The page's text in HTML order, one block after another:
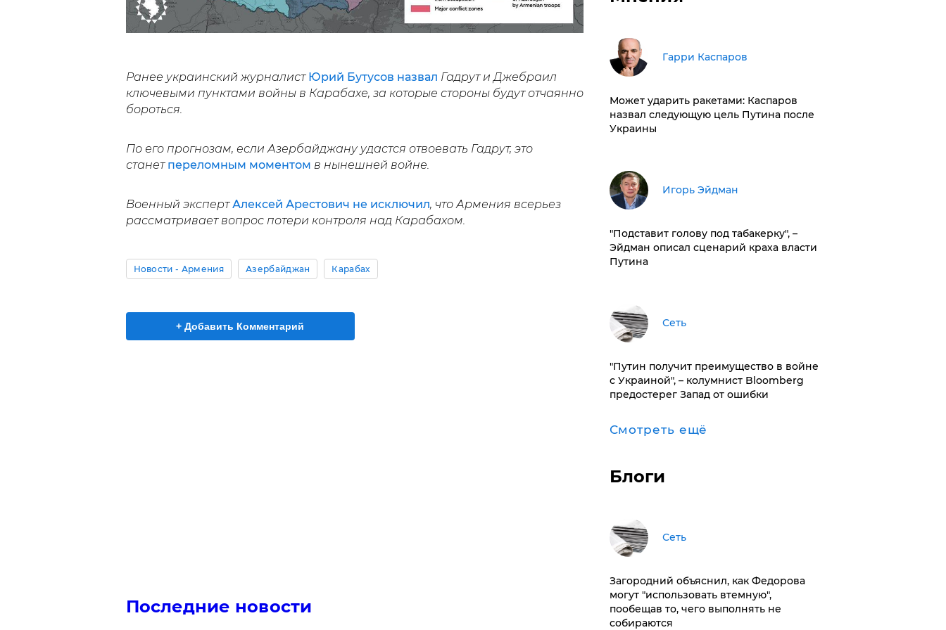
Ранее украинский журналист Юрий Бутусов назвал Гадрут и Джебраил
ключевыми пунктами войны в Карабахе, за которые стороны будут отчаянно
бороться.
По его прогнозам, если Азербайджану удастся отвоевать Гадрут, это
станет переломным моментом в нынешней войне.
Военный экспертАлексей Арестович не исключил, что Армения всерьез
рассматривает вопрос потери контроля над Карабахом.
Новости - Армения Азербайджан Карабах
+ Добавить Комментарий
Последние новости
Гарри Каспаров
Может ударить ракетами: Каспаров
назвал следующую цель Путина после
Украины
Игорь Эйдман
​"Подставит голову под табакерку", –
Эйдман описал сценарий краха власти
Путина
Сеть
"Путин получит преимущество в войне
с Украиной", – колумнист Bloomberg
предостерег Запад от ошибки
Смотреть ещё
Блоги
Сеть
Загородний объяснил, как Федорова
могут "использовать втемную",
пообещав то, чего выполнять не
собираются